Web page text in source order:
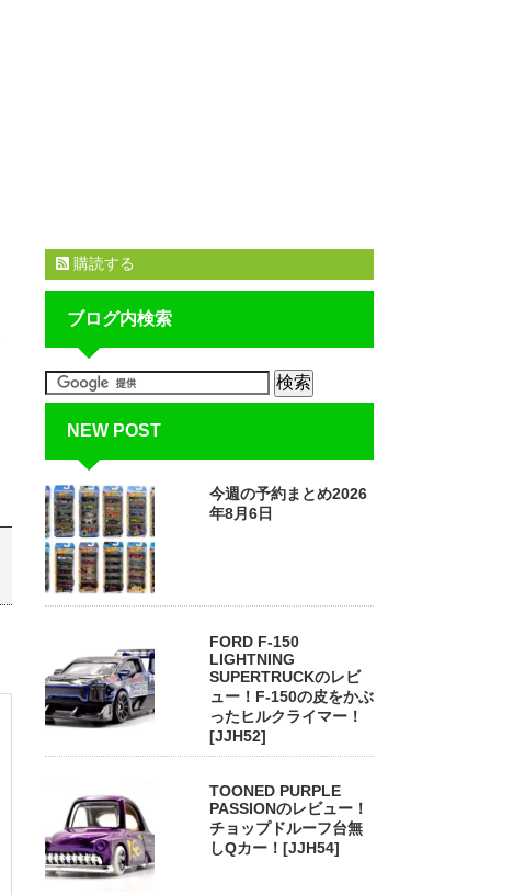
購読する
ブログ内検索
NEW POST
今週の予約まとめ2026
年8月6日
FORD F-150
LIGHTNING
SUPERTRUCKのレビ
ュー！F-150の皮をかぶ
ったヒルクライマー！
[JJH52]
TOONED PURPLE
PASSIONのレビュー！
チョップドルーフ台無
しQカー！[JJH54]